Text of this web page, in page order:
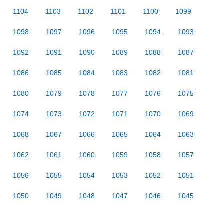
1104 1103 1102 1101 1100 1099
1098 1097 1096 1095 1094 1093
1092 1091 1090 1089 1088 1087
1086 1085 1084 1083 1082 1081
1080 1079 1078 1077 1076 1075
1074 1073 1072 1071 1070 1069
1068 1067 1066 1065 1064 1063
1062 1061 1060 1059 1058 1057
1056 1055 1054 1053 1052 1051
1050 1049 1048 1047 1046 1045